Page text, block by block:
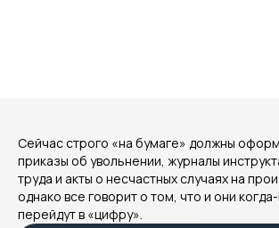
Сейчас строго «на бумаге» должны
приказы об увольнении, журналы
труда и акты о несчастных случаях на
однако все говорит о том, что и они
перейдут в «цифру».